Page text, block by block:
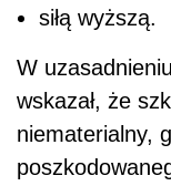
siłą wyższą.
W
wskazał, że
niematerialny,